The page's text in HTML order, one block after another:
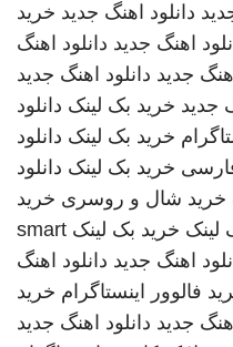
دانلود اهنگ جدید خرید
اهنگ جدید دانلود اهنگ
جدید دانلود اهنگ جدید
جدید خرید بک لینک دانلود
خرید بک لینک دانلود
خرید بک لینک دانلود
خرید شال و روسری خرید
لینک خرید بک لینک smart
اهنگ جدید دانلود اهنگ
فالوور اینستاگرام خرید
جدید دانلود اهنگ جدید